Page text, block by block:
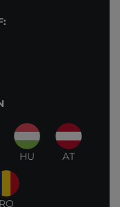
HU AT
RO